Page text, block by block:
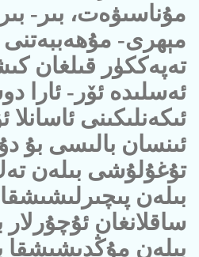
مۇناسىۋەت، بىر-
مېھرى-
تەپەككۈر قىلغان
ئەسلىدە ئۆر- ئارا
ئىكەنلىكىنى ئاسانلا
ئىنسان بالىسى بۇ
تۇغۇلۇشى بىلەن
بىلەن
ساقلانغان ئۇچۇرلار
بىلەن مۇڭدىشىشقا